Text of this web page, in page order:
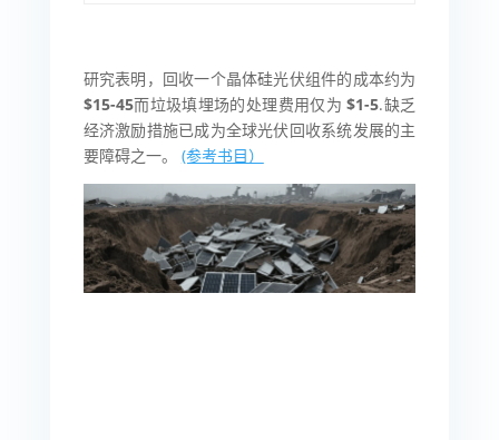
研究表明，回收一个晶体硅光伏组件的成本约为
$15-45而垃圾填埋场的处理费用仅为$1-5.缺乏
经济激励措施已成为全球光伏回收系统发展的主
要障碍之一。 (参考书目）